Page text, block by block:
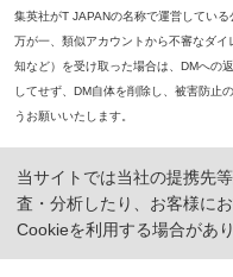
集英社がT JAPANの名称で運営してい
万が一、類似アカウントから不審なダ
知など）を受け取った場合は、DMへの
してせず、DM自体を削除し、被害防止
うお願いいたします。
※ 掲載商品の価格は、特に記載がないかぎり、「
た記事については「本体価格（税抜）」での表示
当サイトでは当社の提携先
査・分析したり、お客様に
Cookieを利用する場合があ